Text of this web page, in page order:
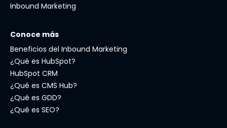
Inbound Marketing
Conoce más
Beneficios del Inbound Marketing
¿Qué es HubSpot?
HubSpot CRM
¿Qué es CMS Hub?
¿Qué es GDD?
¿Qué es SEO?